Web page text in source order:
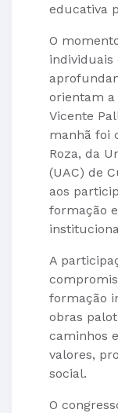
educativa
O
individuais
orientam a
Vicente
manhã foi
Roza, da
(UAC) de
aos
formação
A
formação
obras
caminhos
valores,
social.
O